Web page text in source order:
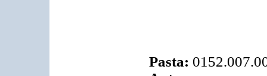
Pasta: